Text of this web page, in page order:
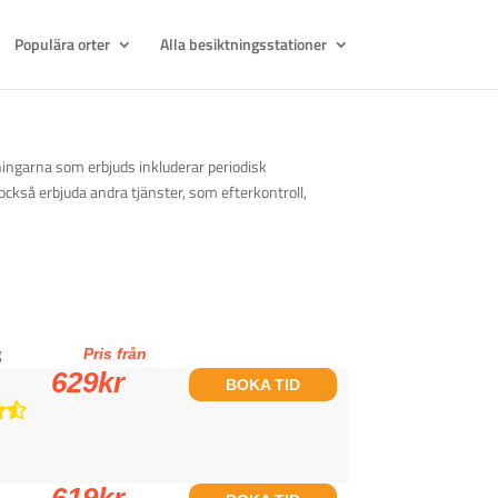
Populära orter Alla besiktningsstationer
som erbjuds inkluderar periodisk
erbjuda andra tjänster, som efterkontroll,
Pris från
629kr BOKA TID